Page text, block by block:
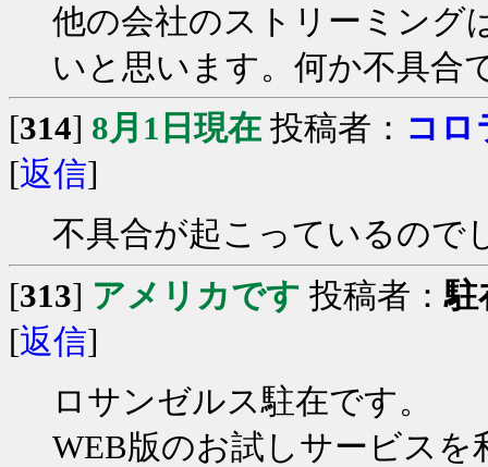
他の会社のストリーミング
いと思います。何か不具合
[314] 8月1日現在 投稿者： コロ
[返信]
不具合が起こっているので
[313] アメリカです 投稿者：駐
[返信]
ロサンゼルス駐在です。
WEB版のお試しサービス